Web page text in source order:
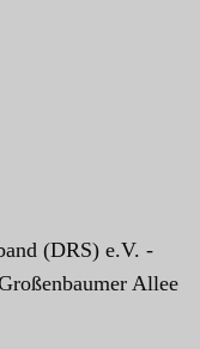
(DRS) e.V. -
Allee